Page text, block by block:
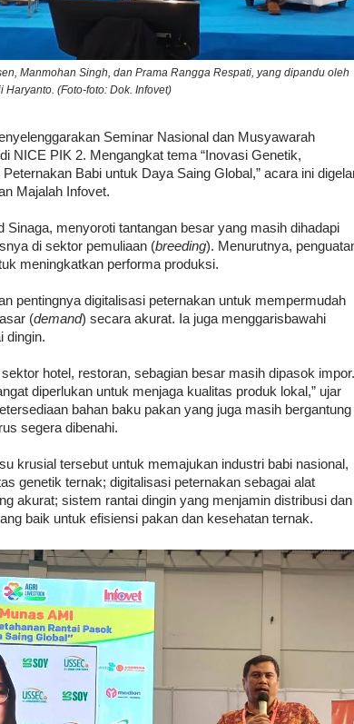
Manmohan Singh, dan Prama Rangga Respati, yang dipandu oleh
Haryanto. (Foto-foto: Dok. Infovet)
Seminar Nasional dan Musyawarah
NICE PIK 2. Mengangkat tema “Inovasi Genetik,
Babi untuk Daya Saing Global,” acara ini
Majalah Infovet.
menyoroti tantangan besar yang masih dihadapi
di sektor pemuliaan (breeding). Menurutnya,
meningkatkan performa produksi.
pentingnya digitalisasi peternakan untuk mempermudah
(demand) secara akurat. Ia juga menggarisbawahi
dingin.
hotel, restoran, sebagian besar masih dipasok impor.
diperlukan untuk menjaga kualitas produk lokal,” ujar
bahan baku pakan yang juga masih bergantung
segera dibenahi.
krusial tersebut untuk memajukan industri babi nasional,
genetik ternak; digitalisasi peternakan sebagai alat
akurat; sistem rantai dingin yang menjamin distribusi dan
baik untuk efisiensi pakan dan kesehatan ternak.